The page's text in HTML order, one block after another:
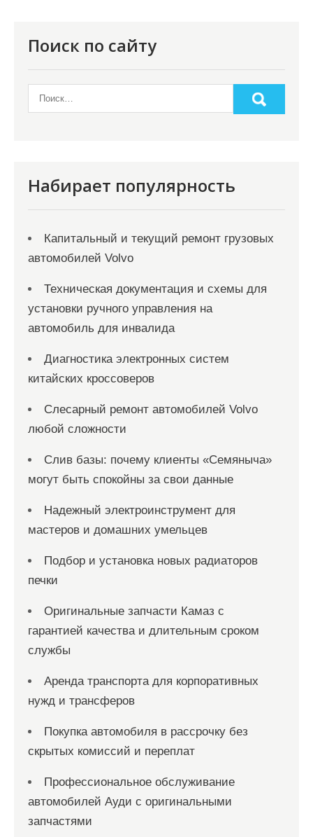
м
Поиск по сайту
Набирает популярность
Капитальный и текущий ремонт грузовых
автомобилей Volvo
Техническая документация и схемы для
установки ручного управления на
автомобиль для инвалида
Диагностика электронных систем
китайских кроссоверов
Слесарный ремонт автомобилей Volvo
любой сложности
Слив базы: почему клиенты «Семяныча»
могут быть спокойны за свои данные
Надежный электроинструмент для
мастеров и домашних умельцев
Подбор и установка новых радиаторов
печки
Оригинальные запчасти Камаз с
гарантией качества и длительным сроком
службы
Аренда транспорта для корпоративных
нужд и трансферов
Покупка автомобиля в рассрочку без
скрытых комиссий и переплат
Профессиональное обслуживание
автомобилей Ауди с оригинальными
запчастями